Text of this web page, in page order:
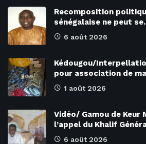
Recomposition
sénégalaise ne peut
6 août 2026
Kédougou/
pour association de
1 août 2026
Vidéo/ Gamou de Keur
l’appel du Khalif
6 août 2026